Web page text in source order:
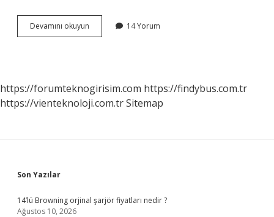
Devamını okuyun Agnostik
Deist
14 Yorum
https://forumteknogirisim.com https://findybus.com.tr
https://vienteknoloji.com.trSitemap
Sidebar
Son Yazılar
14’lü Browning orjinal şarjör fiyatları nedir ?
Ağustos 10, 2026